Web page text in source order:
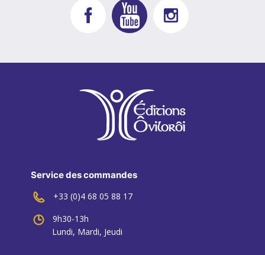
Service des commandes
+33 (0)4 68 05 88 17
9h30-13h
Lundi, Mardi, Jeudi